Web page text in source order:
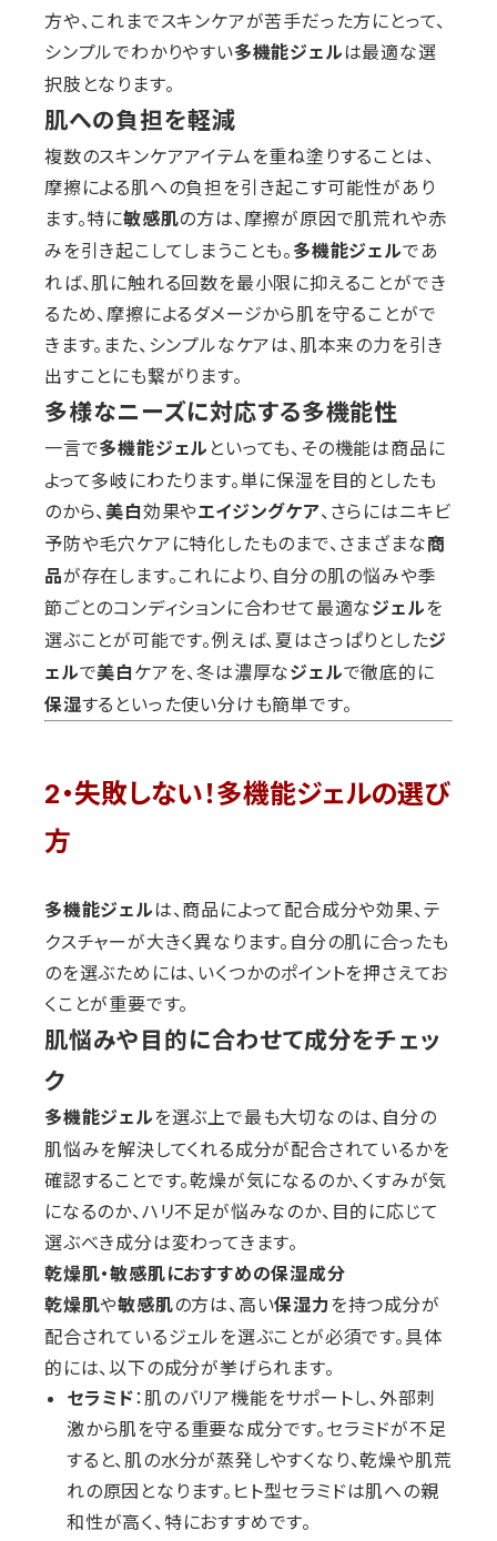
方や、これまでスキンケアが苦手だった方にとって、
シンプルでわかりやすい多機能ジェルは最適な選
択肢となります。
肌への負担を軽減
複数のスキンケアアイテムを重ね塗りすることは、
摩擦による肌への負担を引き起こす可能性があり
ます。特に敏感肌の方は、摩擦が原因で肌荒れや赤
みを引き起こしてしまうことも。 多機能ジェルであ
れば、肌に触れる回数を最小限に抑えることができ
るため、摩擦によるダメージから肌を守ることがで
きます。また、シンプルなケアは、肌本来の力を引き
出すことにも繋がります。
多様なニーズに対応する多機能性
一言で多機能ジェル といっても、その機能は商品に
よって多岐にわたります。単に保湿を目的としたも
のから、美白効果やエイジングケア、さらにはニキビ
予防や毛穴ケアに特化したものまで、さまざまな商
品が存在します。これにより、自分の肌の悩みや季
節ごとのコンディションに合わせて最適なジェルを
選ぶことが可能です。例えば、夏はさっぱりとしたジ
ェルで美白 ケアを、冬は濃厚なジェルで徹底的に
保湿するといった使い分けも簡単です。
2・失敗しない！多機能ジェルの選び
方
多機能ジェルは、商品によって配合成分や効果、テ
クスチャーが大きく異なります。自分の肌に合ったも
のを選ぶためには、いくつかのポイントを押さえてお
くことが重要です。
肌悩みや目的に合わせて成分をチェッ
ク
多機能ジェルを選ぶ上で最も大切なのは、自分の
肌悩みを解決してくれる成分が配合されているかを
確認することです。乾燥が気になるのか、くすみが気
になるのか、ハリ不足が悩みなのか、目的に応じて
選ぶべき成分は変わってきます。
乾燥肌・敏感肌におすすめの保湿成分
乾燥肌や敏感肌の方は、高い保湿力を持つ成分が
配合されているジェルを選ぶことが必須です。具体
的には、以下の成分が挙げられます。
セラミド：肌のバリア機能をサポートし、外部刺
激から肌を守る重要な成分です。セラミドが不足
すると、肌の水分が蒸発しやすくなり、乾燥や肌荒
れの原因となります。ヒト型セラミドは肌への親
和性が高く、特におすすめです。